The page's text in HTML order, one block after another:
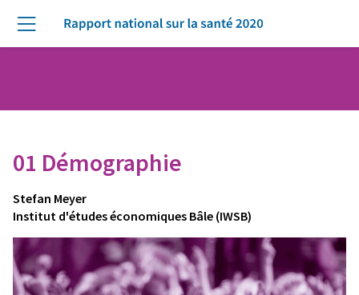
01 Démographie
Stefan Meyer
Institut d'études économiques Bâle (IWSB)
Image